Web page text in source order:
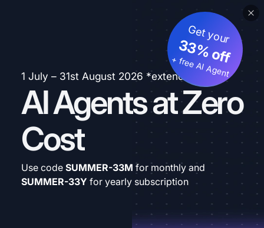
1 July – 31st August 2026 *extended
AI Agents at Zero
Cost
Get your
33% off
+ free AI Agent
Use code SUMMER-33M for monthly and
SUMMER-33Y for yearly subscription